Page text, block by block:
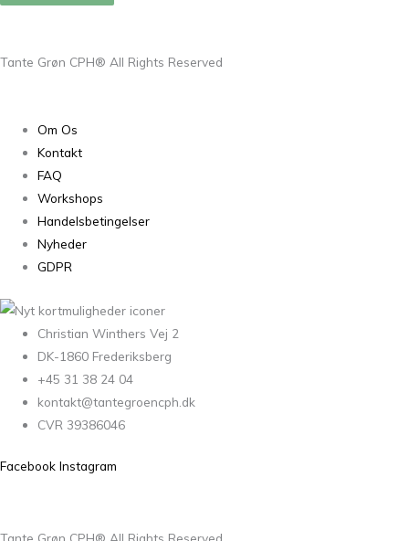
Tante Grøn CPH® All Rights Reserved
Om Os
Kontakt
FAQ
Workshops
Handelsbetingelser
Nyheder
GDPR
Christian Winthers Vej 2
DK-1860 Frederiksberg
+45 31 38 24 04
kontakt@tantegroencph.dk
CVR 39386046
Facebook Instagram